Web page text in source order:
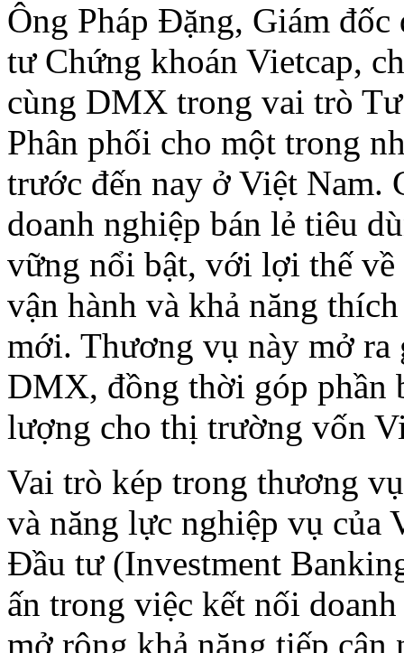
Ông Pháp Đặng, Giám
tư Chứng khoán Vietcap,
cùng DMX trong vai trò
Phân phối cho một trong
trước đến nay ở Việt
doanh nghiệp bán lẻ tiêu
vững nổi bật, với lợi thế
vận hành và khả năng
mới. Thương vụ này mở
DMX, đồng thời góp phần
lượng cho thị trường vốn
Vai trò kép trong thương
và năng lực nghiệp vụ của
Đầu tư (Investment
ấn trong việc kết nối
mở rộng khả năng tiếp cận